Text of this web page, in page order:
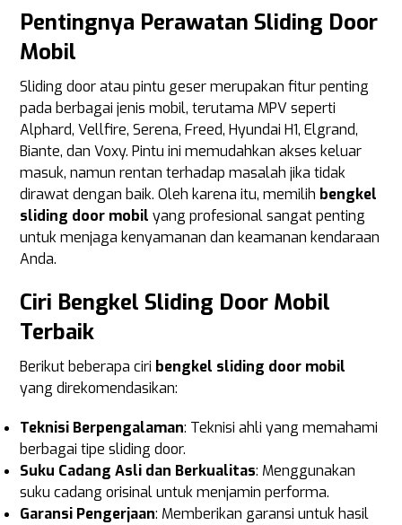
Pentingnya Perawatan Sliding Door
Mobil
Sliding door atau pintu geser merupakan fitur penting
pada berbagai jenis mobil, terutama MPV seperti
Alphard, Vellfire, Serena, Freed, Hyundai H1, Elgrand,
Biante, dan Voxy. Pintu ini memudahkan akses keluar
masuk, namun rentan terhadap masalah jika tidak
dirawat dengan baik. Oleh karena itu, memilih bengkel
sliding door mobil yang profesional sangat penting
untuk menjaga kenyamanan dan keamanan kendaraan
Anda.
Ciri Bengkel Sliding Door Mobil
Terbaik
Berikut beberapa ciri bengkel sliding door mobil
yang direkomendasikan:
Teknisi Berpengalaman: Teknisi ahli yang memahami
berbagai tipe sliding door.
Suku Cadang Asli dan Berkualitas: Menggunakan
suku cadang orisinal untuk menjamin performa.
Garansi Pengerjaan: Memberikan garansi untuk hasil